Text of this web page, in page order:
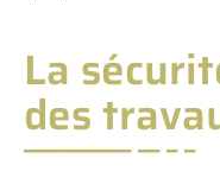
La
des